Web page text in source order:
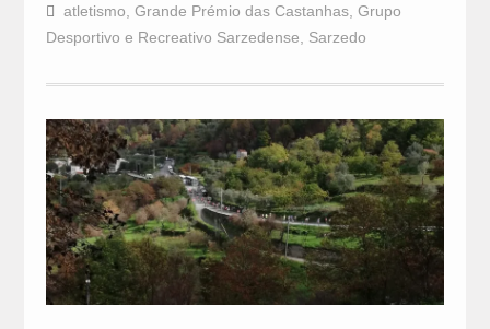
atletismo Grande Prémio das Castanhas, Grupo
Desportivo e Recreativo Sarzedense
Sarzedo